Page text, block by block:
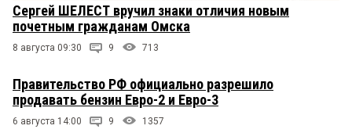
Сергей ШЕЛЕСТ вручил знаки отличия новым
почетным гражданам Омска
8 августа 09:30 9 713
Правительство РФ официально разрешило
продавать бензин Евро-2 и Евро-3
6 августа 14:00 9 1357